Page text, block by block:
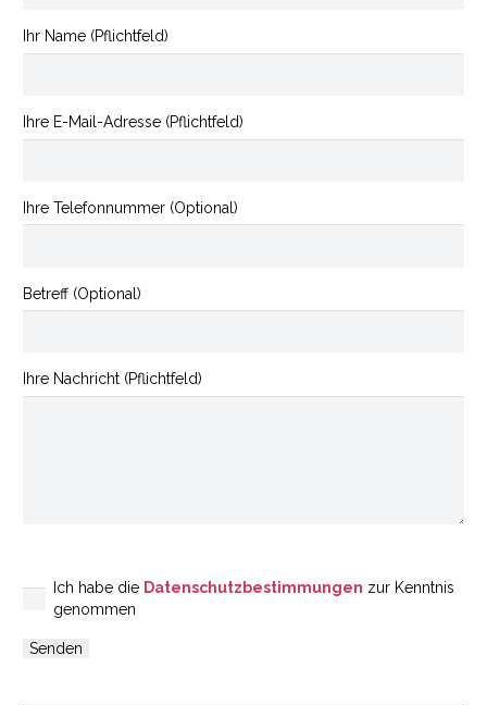
Ihr Name (Pflichtfeld)
Ihre E-Mail-Adresse (Pflichtfeld)
Ihre Telefonnummer (Optional)
Betreff (Optional)
Ihre Nachricht (Pflichtfeld)
Ich habe die Datenschutzbestimmungen zur Kenntnis
genommen